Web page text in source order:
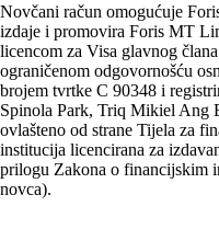
Novčani račun omogućuje
izdaje i promovira Foris MT
licencom za Visa glavnog
ograničenom odgovornošću
brojem tvrtke C 90348 i
Spinola Park, Triq Mikiel Ang
ovlašteno od strane Tijela za
institucija licencirana za
prilogu Zakona o financijskim
novca).